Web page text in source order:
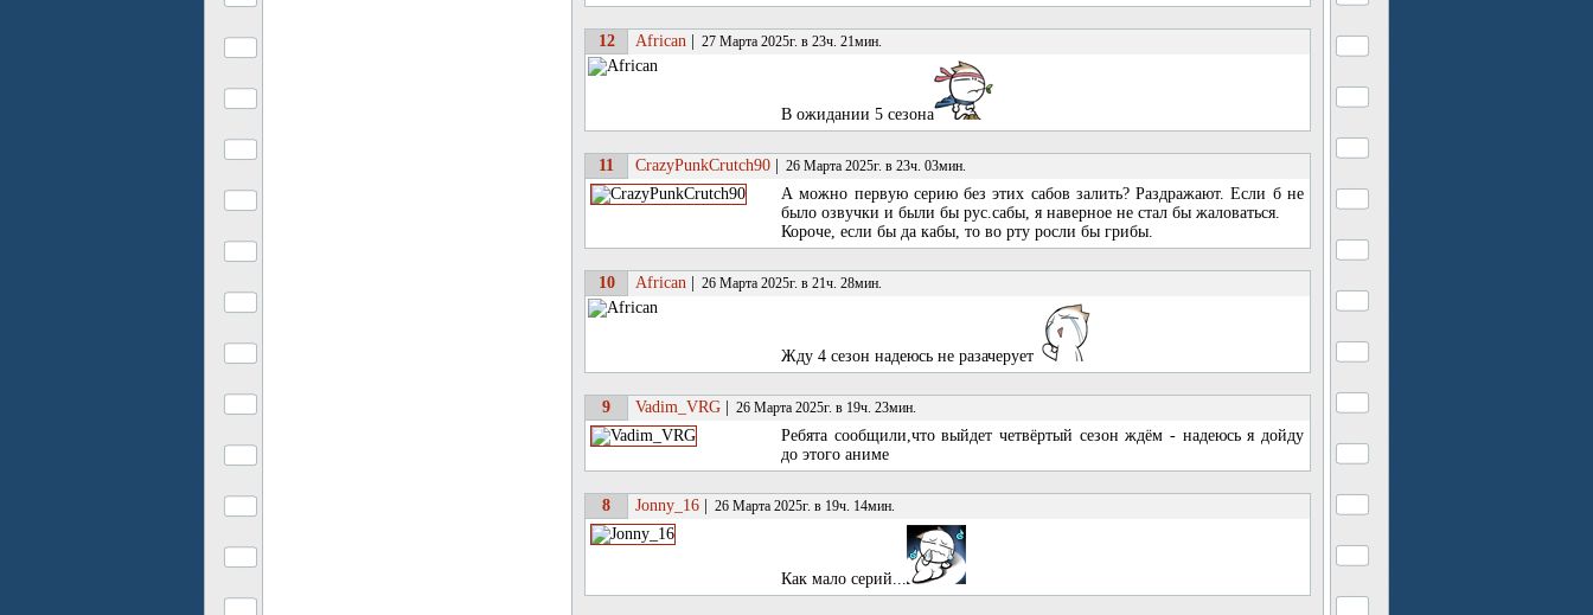
12 African 27 Марта 2025г. в 23ч. 21мин.
В ожидании 5 сезона
11 CrazyPunkCrutch90 26 Марта 2025г. в 23ч. 03мин.
А можно первую серию без этих сабов залить? Раздражают. Если б не
было озвучки и были бы рус.сабы, я наверное не стал бы жаловаться.
Короче, если бы да кабы, то во рту росли бы грибы.
10 African 26 Марта 2025г. в 21ч. 28мин.
Жду 4 сезон надеюсь не разачерует
9 Vadim_VRG 26 Марта 2025г. в 19ч. 23мин.
Ребята сообщили,что выйдет четвёртый сезон ждём - надеюсь я дойду
до этого аниме
8 Jonny_16 26 Марта 2025г. в 19ч. 14мин.
Как мало серий...